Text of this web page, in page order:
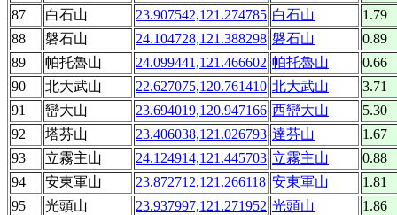
87
白石山 23.907542,121.274785 白石山
1.79
88
磐石山 24.104728,121.388298 磐石山
0.89
89
帕托魯山 24.099441,121.466602 帕托魯山
0.66
90
北大武山 22.627075,120.761410 北大武山
3.71
91
巒大山 23.694019,120.947166 西巒大山
5.30
92
塔芬山 23.406038,121.026793 達芬山
1.67
93
立霧主山 24.124914,121.445703 立霧主山
0.88
94
安東軍山 23.872712,121.266118 安東軍山
1.81
95
光頭山 23.937997,121.271952 光頭山
1.86